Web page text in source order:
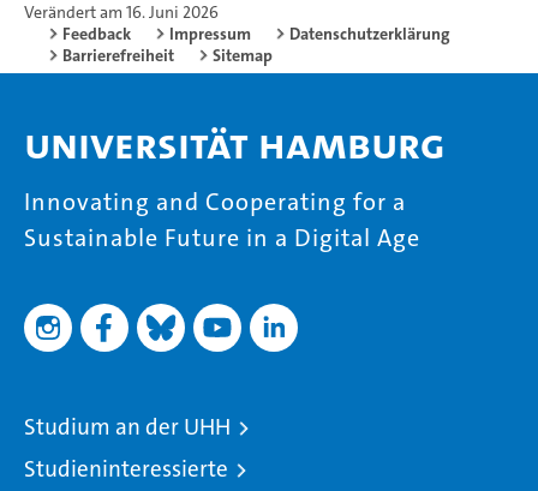
Verändert am 16. Juni 2026
Feedback
Impressum
Datenschutzerklärung
Barrierefreiheit
Sitemap
Universität Hamburg
Innovating and Cooperating for a
Sustainable Future in a Digital Age
Studium an der UHH
Studieninteressierte